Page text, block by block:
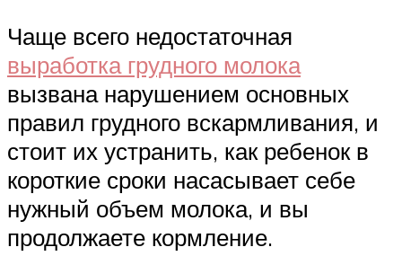
Чаще всего недостаточная
выработка грудного молока
вызвана нарушением основных
правил грудного вскармливания, и
стоит их устранить, как ребенок в
короткие сроки насасывает себе
нужный объем молока, и вы
продолжаете кормление.